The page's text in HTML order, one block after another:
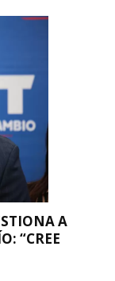
A
“CREE